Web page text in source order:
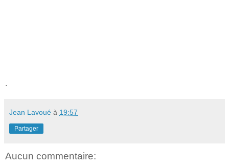
.
Jean Lavoué à 19:57
Partager
Aucun commentaire: